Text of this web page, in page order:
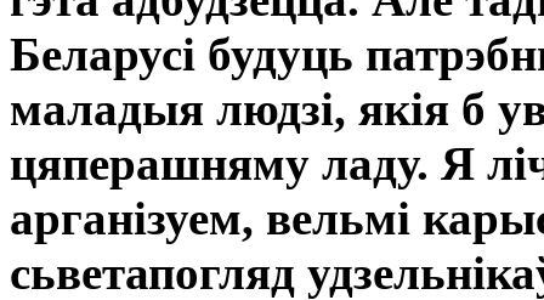
Беларусі будуць
маладыя людзі, якія б
цяперашняму ладу. Я
арганізуем, вельмі
сьветапогляд